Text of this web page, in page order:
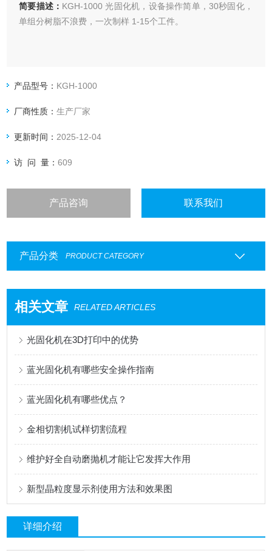
简要描述： KGH-1000 光固化机，设备操作简单，30秒固化，
单组分树脂不浪费，一次制样 1-15个工件。
产品型号： KGH-1000
厂商性质：生产厂家
更新时间： 2025-12-04
访 问 量：609
产品咨询 联系我们
产品分类 PRODUCT CATEGORY
相关文章 RELATED ARTICLES
光固化机在3D打印中的优势
蓝光固化机有哪些安全操作指南
蓝光固化机有哪些优点？
金相切割机试样切割流程
维护好全自动磨抛机才能让它发挥大作用
新型晶粒度显示剂使用方法和效果图
详细介绍